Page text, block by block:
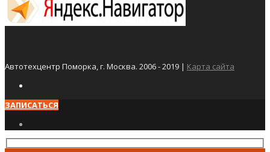
Автотехцентр Поморка, г. Москва. 2006 - 2019 | Карта сайта
ЗАПИСАТЬСЯ